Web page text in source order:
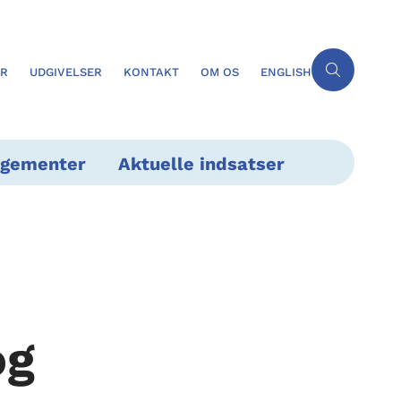
UDGIVELSER KONTAKT OM OS ENGLISH
Aktuelle indsatser